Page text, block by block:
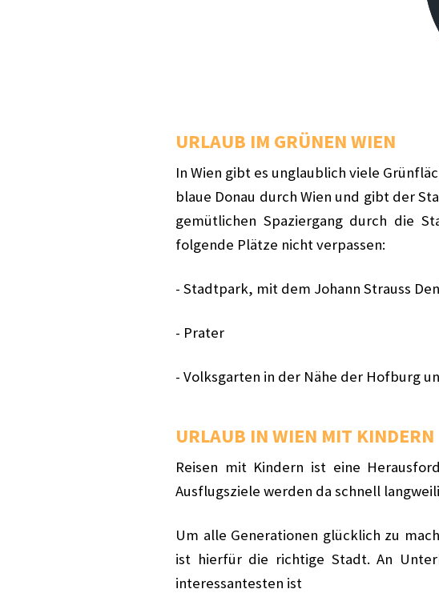
URLAUB IM GRÜNEN WIEN
In Wien gibt es unglaublich viele
blaue Donau durch Wien und gibt der
gemütlichen Spaziergang durch die
folgende Plätze nicht verpassen:
- Stadtpark, mit dem Johann Strauss
- Prater
- Volksgarten in der Nähe der Hofburg
URLAUB IN WIEN MIT KINDERN
Reisen mit Kindern ist eine
Ausflugsziele werden da schnell
Um alle Generationen glücklich zu
ist hierfür die richtige Stadt. An
interessantesten ist